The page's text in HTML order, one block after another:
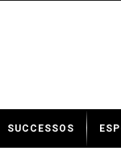
SUCCESSOS